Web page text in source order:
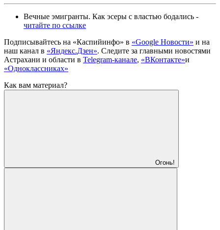
Вечные эмигранты. Как эсеры с властью бодались -
читайте по ссылке
Подписывайтесь на «Каспийинфо» в «Google Новости» и на
наш канал в «Яндекс.Дзен». Cледите за главными новостями
Астрахани и области в Telegram-канале, «ВКонтакте»и
«Одноклассниках»
Как вам материал?
Огонь!